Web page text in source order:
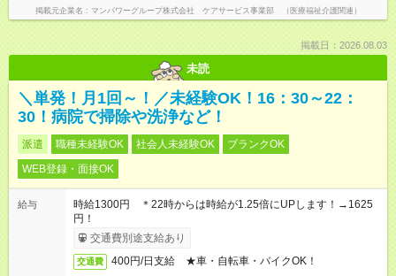
掲載元企業名 マンパワーグループ株式会社 ケアサービス事業部 （医療福祉介護関連）
掲載日：2026.08.03
未読
＼単発！月1回～！／未経験OK！16：30～22：
30！病院で掃除や洗浄など！
派遣 職種未経験OK 社会人未経験OK
ブランクOK
WEB登録・面接OK
給与
時給1300円 ＊22時からは時給が1.25倍にUPします！→1625
円！
交通費別途支給あり
交通費 400円/日支給 ★車・自転車・バイクOK！